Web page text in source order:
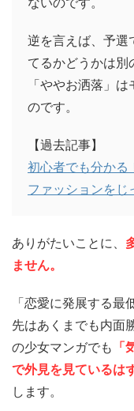
逆を言えば、予選
てるかどうかは別
「ややお洒落」
のです。
【過去記事】
初心者でも分かる
ファッションをじ
ありがたいことに、
ません。
「恋愛に発展する
先はあくまでも内面
の少女マンガでも
で外見を見ているは
します。